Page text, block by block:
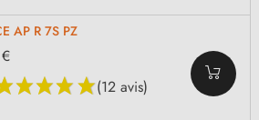
AP R 7S PZ
(12 avis)